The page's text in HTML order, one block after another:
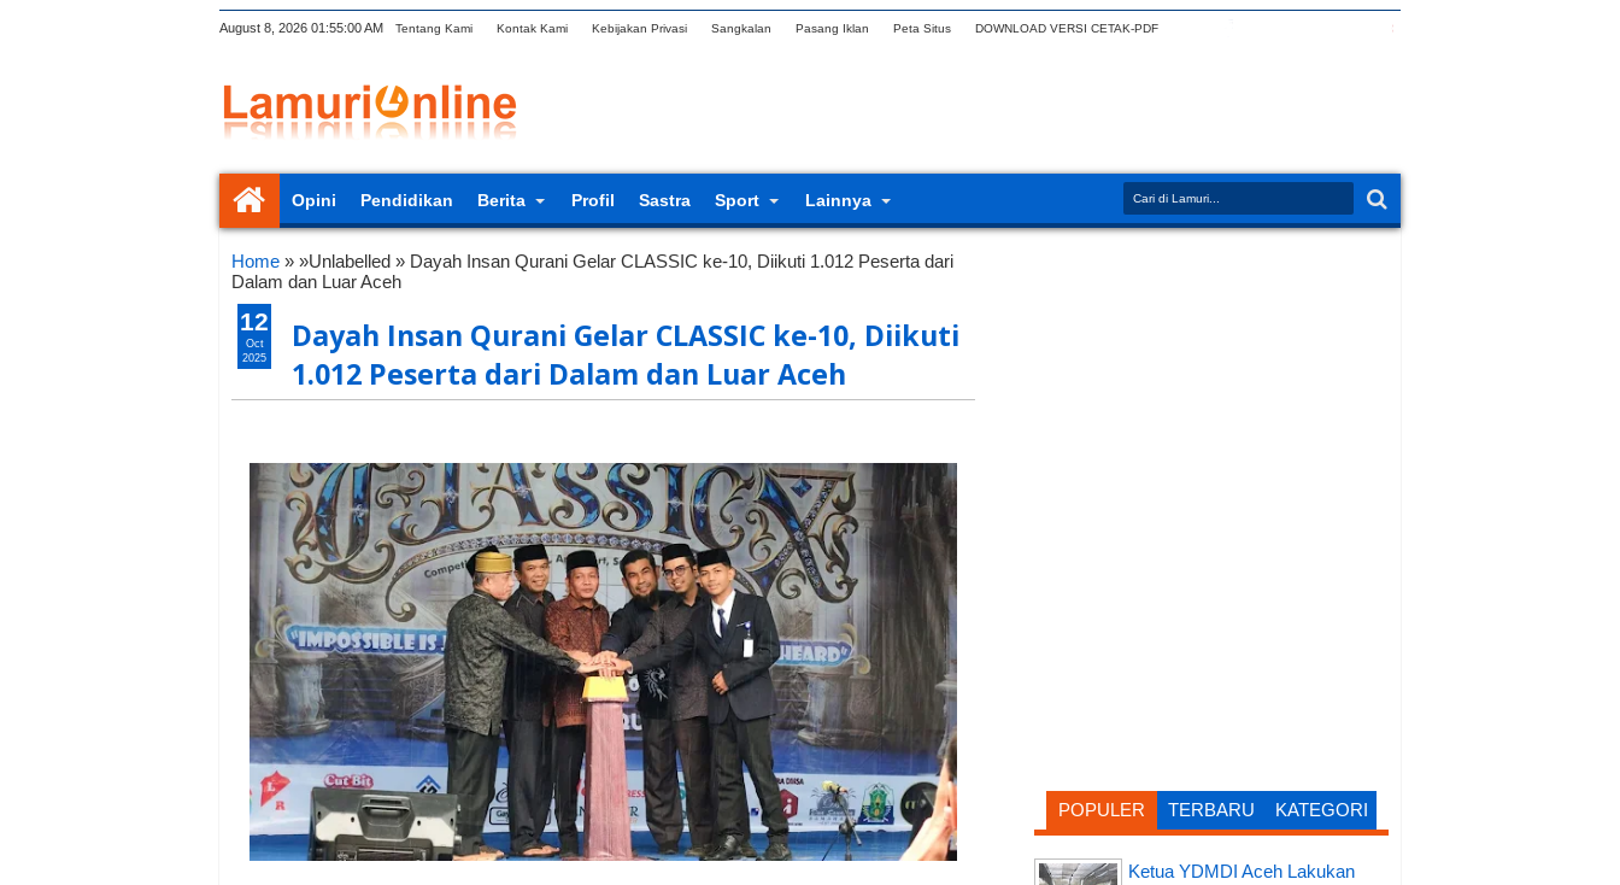
August 8, 2026 01:55:01 AM Tentang Kami Kontak Kami Kebijakan Privasi Sangkalan Pasang Iklan Peta Situs DOWNLOAD VERSI CETAK-PDF
Opini Pendidikan Berita Profil Sastra Sport Lainnya
Home » »Unlabelled » Dayah Insan Qurani Gelar CLASSIC ke-10, Diikuti 1.012 Peserta dari
Dalam dan Luar Aceh
Dayah Insan Qurani Gelar CLASSIC ke-10, Diikuti
1.012 Peserta dari Dalam dan Luar Aceh
12
Oct
2025
POPULER TERBARU KATEGORI
Ketua YDMDI Aceh Lakukan